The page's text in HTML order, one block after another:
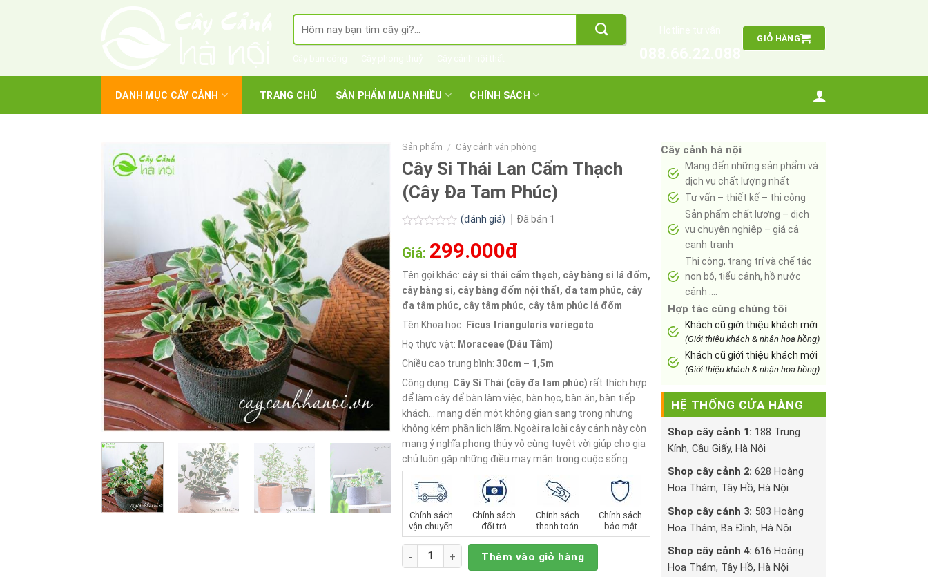
kiếm:
GIỎ HÀNG
DANH MỤC CÂY CẢNH TRANG CHỦ SẢN PHẨM MUA NHIỀU CHÍNH SÁCH
Sản phẩm / Cây cảnh văn phòng
Cây Si Thái Lan Cẩm Thạch
(Cây Đa Tam Phúc)
xếp
hạng
0.0
5
sao
(đánh giá) Đã bán 1
Giá: 299.000đ
Tên gọi khác: cây si thái cẩm thạch, cây bàng si lá đốm,
cây bàng si, cây bàng đốm nội thất, đa tam phúc, cây
đa tâm phúc, cây tâm phúc, cây tâm phúc lá đốm
Tên Khoa học: Ficus triangularis variegata
Họ thực vật: Moraceae (Dâu Tằm)
Chiều cao trung bình: 30cm – 1,5m
Công dụng: Cây Si Thái (cây đa tam phúc) rất thích hợp
để làm cây để bàn làm việc, bàn học, bàn ăn, bàn tiếp
khách… mang đến một không gian sang trong nhưng
không kém phần lịch lãm. Ngoài ra loài cây cảnh này còn
mang ý nghĩa phong thủy vô cùng tuyệt vời giúp cho gia
chủ luôn gặp những điều may mắn trong cuộc sống.
Chính sách
vận chuyển
Chính sách
đổi trả
Chính sách
thanh toán
Chính sách
bảo mật
Số lượng Thêm vào giỏ hàng
Cây cảnh hà nội
Mang đến những sản phẩm và
dịch vụ chất lượng nhất
Tư vấn – thiết kế – thi công
Sản phẩm chất lượng – dịch
vụ chuyên nghiệp – giá cả
cạnh tranh
Thi công, trang trí và chế tác
non bộ, tiểu cảnh, hồ nước
cảnh ….
Hợp tác cùng chúng tôi
Khách cũ giới thiệu khách mới
(Giới thiệu khách & nhận hoa hồng)
Khách cũ giới thiệu khách mới
(Giới thiệu khách & nhận hoa hồng)
HỆ THỐNG CỬA HÀNG
Shop cây cảnh 1: 188 Trung
Kính, Cầu Giấy, Hà Nội
Shop cây cảnh 2: 628 Hoàng
Hoa Thám, Tây Hồ, Hà Nội
Shop cây cảnh 3: 583 Hoàng
Hoa Thám, Ba Đình, Hà Nội
Shop cây cảnh 4: 616 Hoàng
Hoa Thám, Tây Hồ, Hà Nội